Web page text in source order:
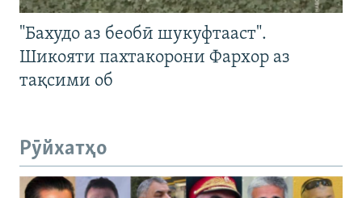
"Бахудо аз беобӣ шукуфтааст".
Шикояти пахтакорони Фархор аз
тақсими об
Рӯйхатҳо